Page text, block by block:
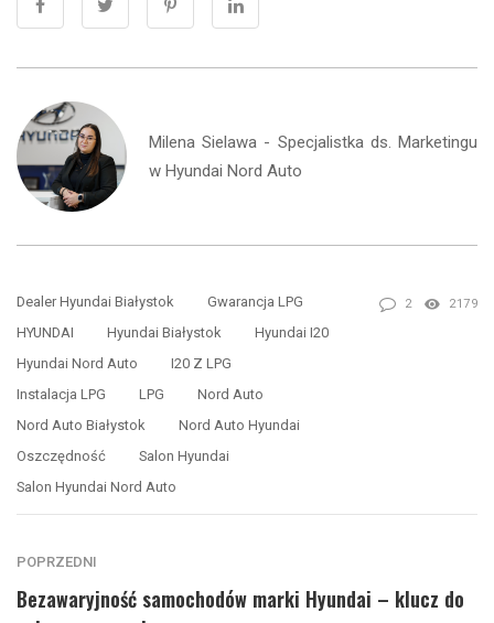
Milena Sielawa - Specjalistka ds. Marketingu
w Hyundai Nord Auto
Dealer Hyundai Białystok
Gwarancja LPG
HYUNDAI
Hyundai Białystok
Hyundai I20
Hyundai Nord Auto
I20 Z LPG
Instalacja LPG
LPG
Nord Auto
Nord Auto Białystok
Nord Auto Hyundai
Oszczędność
Salon Hyundai
Salon Hyundai Nord Auto
2 2179
POPRZEDNI
Bezawaryjność samochodów marki Hyundai – klucz do